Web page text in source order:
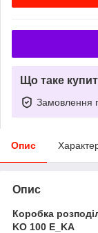
Що таке
Замовлення
Опис
Опис
Коробка
KO 100 E_KA